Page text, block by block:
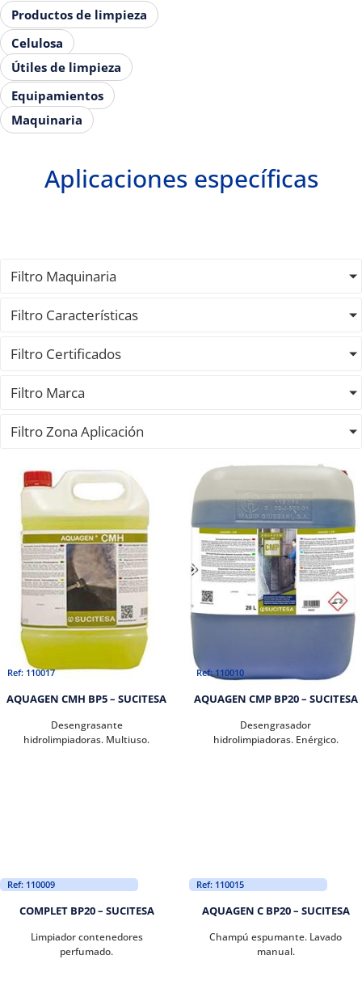
Productos de limpieza
Celulosa
Útiles de limpieza
Equipamientos
Maquinaria
Aplicaciones específicas
Filtro Maquinaria
Filtro Características
Filtro Certificados
Filtro Marca
Filtro Zona Aplicación
Ref: 110017
AQUAGEN CMH BP5 – SUCITESA
Desengrasante
hidrolimpiadoras. Multiuso.
Ref: 110010
AQUAGEN CMP BP20 – SUCITESA
Desengrasador
hidrolimpiadoras. Enérgico.
Ref: 110009
COMPLET BP20 – SUCITESA
Limpiador contenedores
perfumado.
Ref: 110015
AQUAGEN C BP20 – SUCITESA
Champú espumante. Lavado
manual.